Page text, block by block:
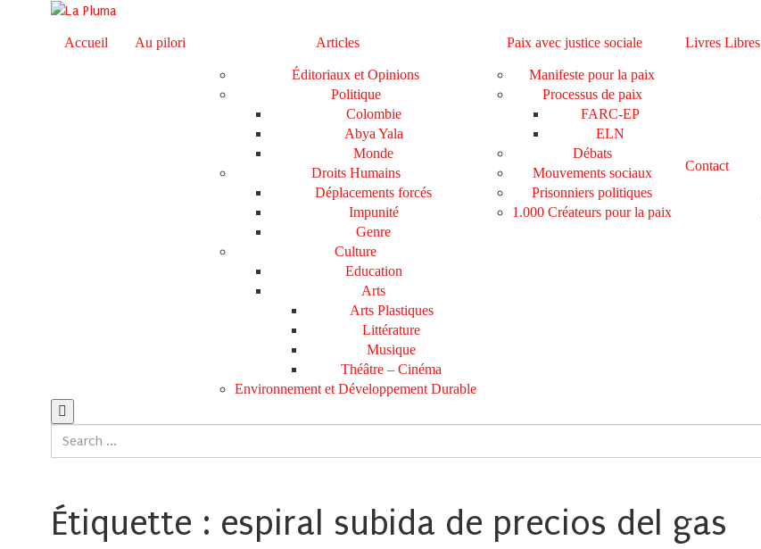
Accueil Au pilori Articles
Éditoriaux et Opinions
Politique
Colombie
Abya Yala
Monde
Droits Humains
Déplacements forcés
Impunité
Genre
Culture
Education
Arts
Arts Plastiques
Littérature
Musique
Théâtre – Cinéma
Environnement et Développement Durable
Paix avec justice sociale
Manifeste pour la paix
Processus de paix
FARC-EP
ELN
Débats
Mouvements sociaux
Prisonniers politiques
1.000 Créateurs pour la paix
Livres Libres
Contact
Étiquette : espiral subida de precios del gas